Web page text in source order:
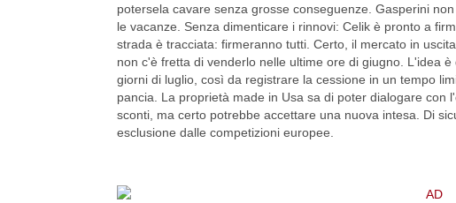
potersela cavare senza grosse conseguenze. Gasperini
le vacanze. Senza dimenticare i rinnovi: Celik è pronto a
strada è tracciata: firmeranno tutti. Certo, il mercato in
non c'è fretta di venderlo nelle ultime ore di giugno. L'idea
giorni di luglio, così da registrare la cessione in un tempo
pancia. La proprietà made in Usa sa di poter dialogare con
sconti, ma certo potrebbe accettare una nuova intesa. Di
esclusione dalle competizioni europee.